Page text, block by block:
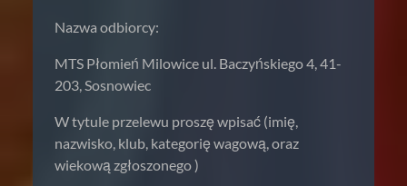
Nazwa odbiorcy:
MTS Płomień Milowice ul. Baczyńskiego 4, 41-
203, Sosnowiec
W tytule przelewu proszę wpisać (imię,
nazwisko, klub, kategorię wagową, oraz
wiekową zgłoszonego )